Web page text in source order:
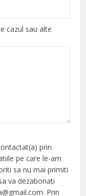
cazul sau alte
prin
pe care le-am
sa nu mai primiti
va dezabonati
Prin